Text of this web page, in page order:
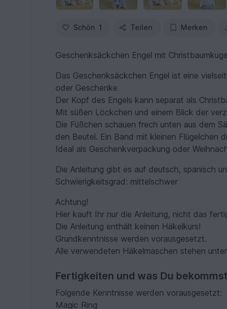
Schön 1 Teilen Merken
Geschenksäckchen Engel mit
Das Geschenksäckchen Engel ist eine
oder Geschenke
Der Kopf des Engels kann separat als
Mit süßen Löckchen und einem Blick der
Die Füßchen schauen frech unten aus dem
den Beutel. Ein Band mit kleinen Flügelchen
Ideal als Geschenkverpackung oder
Die Anleitung gibt es auf deutsch, spanisch
Schwierigkeitsgrad: mittelschwer
Achtung!
Hier kauft Ihr nur die Anleitung, nicht das
Die Anleitung enthält keinen Häkelkurs!
Grundkenntnisse werden vorausgesetzt.
Alle verwendeten Häkelmaschen stehen
Fertigkeiten und was Du bekommst
Folgende Kenntnisse werden vorausgesetzt:
Magic Ring